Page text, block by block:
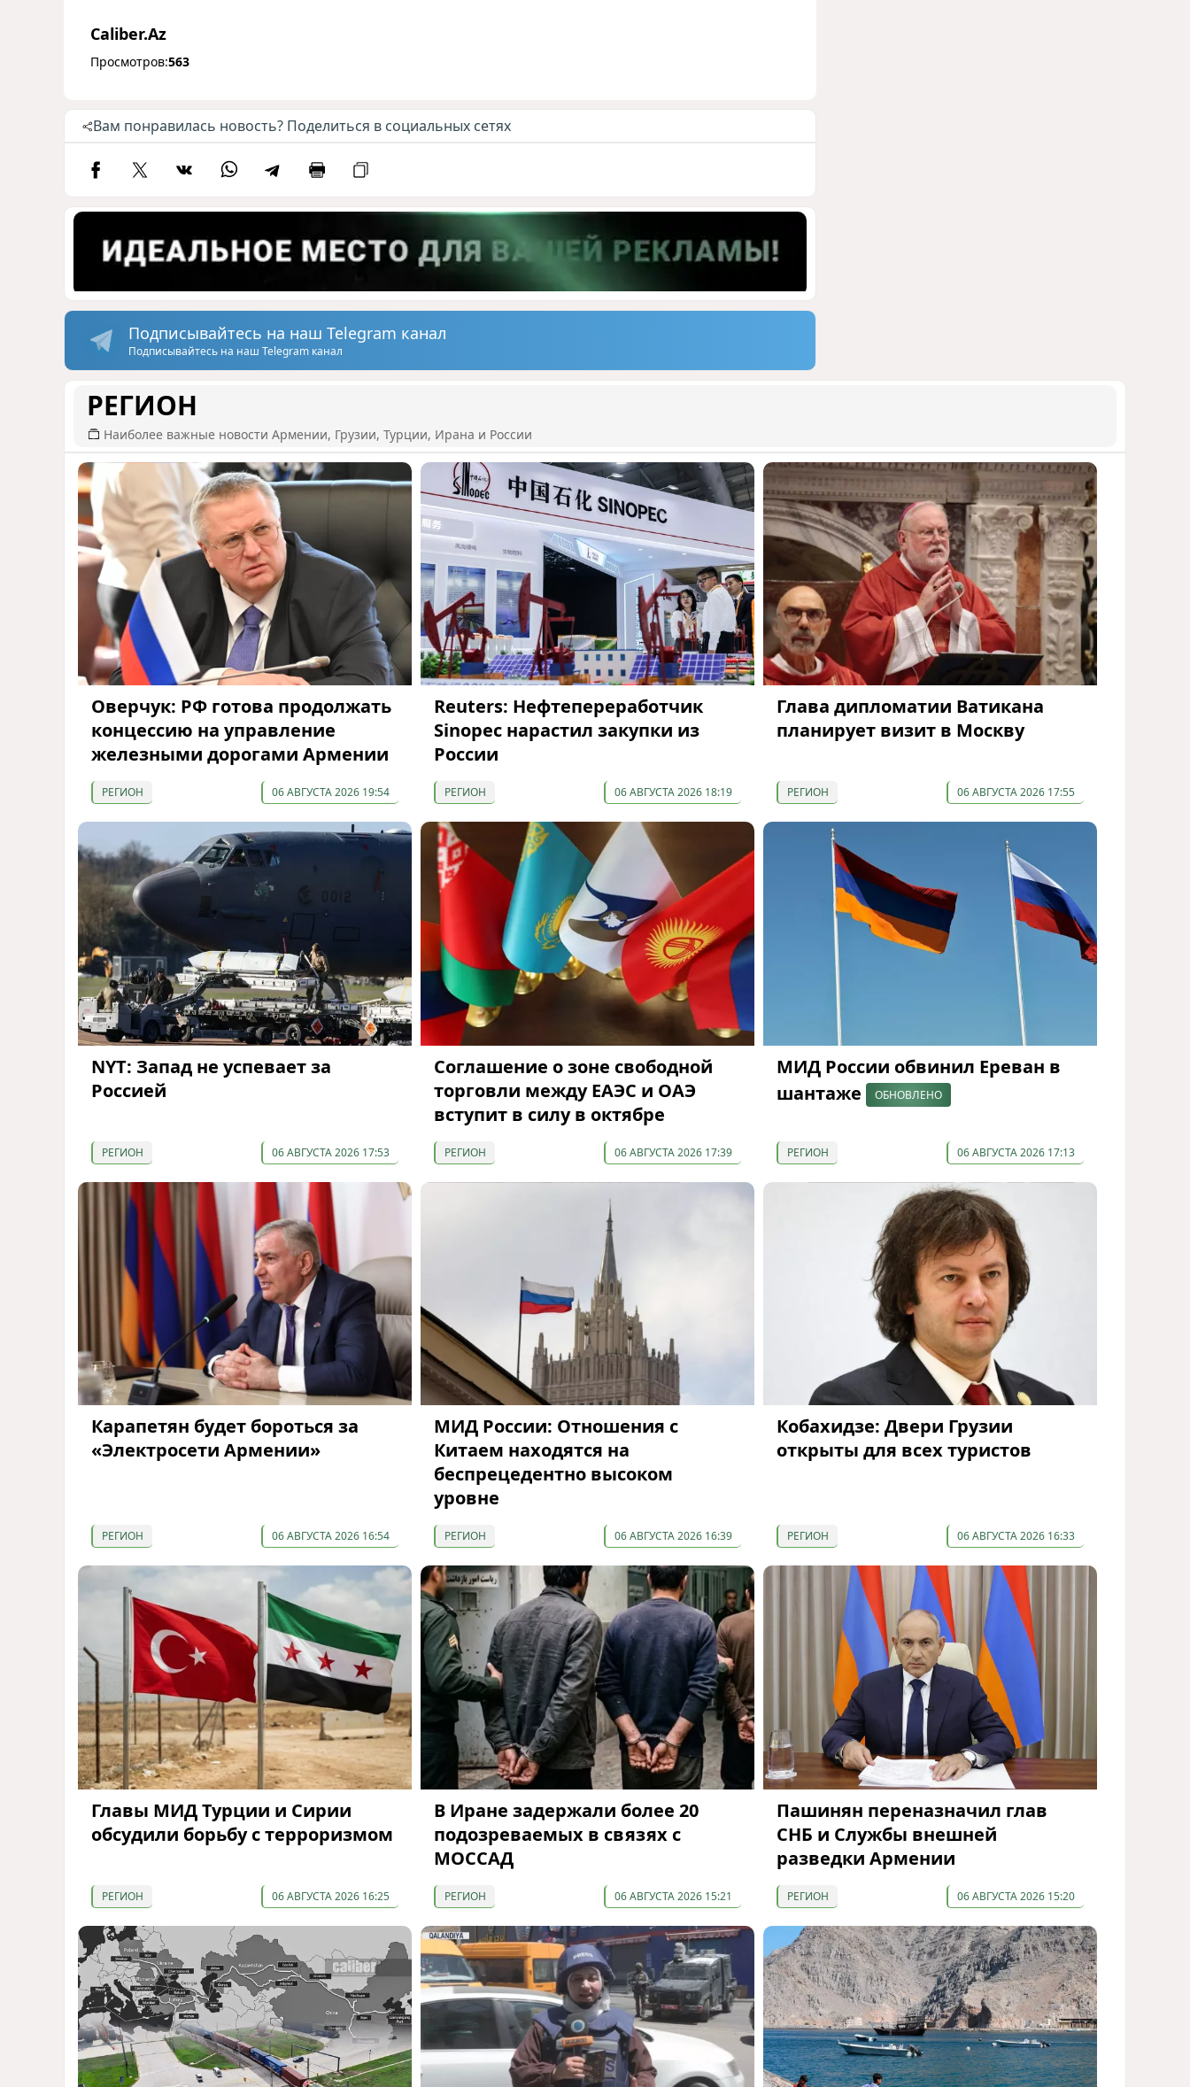
Caliber.Az
Просмотров:563
Вам понравилась новость? Поделиться в социальных сетях
Подписывайтесь на наш Telegram канал
Подписывайтесь на наш Telegram канал
РЕГИОН
Наиболее важные новости Армении, Грузии, Турции, Ирана и России
Оверчук: РФ готова продолжать
концессию на управление
железными дорогами Армении
РЕГИОН 06 АВГУСТА 2026 19:54
Reuters: Нефтепереработчик
Sinopec нарастил закупки из
России
РЕГИОН 06 АВГУСТА 2026 18:19
Глава дипломатии Ватикана
планирует визит в Москву
РЕГИОН 06 АВГУСТА 2026 17:55
NYT: Запад не успевает за
Россией
РЕГИОН 06 АВГУСТА 2026 17:53
Соглашение о зоне свободной
торговли между ЕАЭС и ОАЭ
вступит в силу в октябре
РЕГИОН 06 АВГУСТА 2026 17:39
МИД России обвинил Ереван в
шантаже
ОБНОВЛЕНО
РЕГИОН 06 АВГУСТА 2026 17:13
Карапетян будет бороться за
«Электросети Армении»
РЕГИОН 06 АВГУСТА 2026 16:54
МИД России: Отношения с
Китаем находятся на
беспрецедентно высоком
уровне
РЕГИОН 06 АВГУСТА 2026 16:39
Кобахидзе: Двери Грузии
открыты для всех туристов
РЕГИОН 06 АВГУСТА 2026 16:33
Главы МИД Турции и Сирии
обсудили борьбу с терроризмом
РЕГИОН 06 АВГУСТА 2026 16:25
В Иране задержали более 20
подозреваемых в связях с
МОССАД
РЕГИОН 06 АВГУСТА 2026 15:21
Пашинян переназначил глав
СНБ и Службы внешней
разведки Армении
РЕГИОН 06 АВГУСТА 2026 15:20